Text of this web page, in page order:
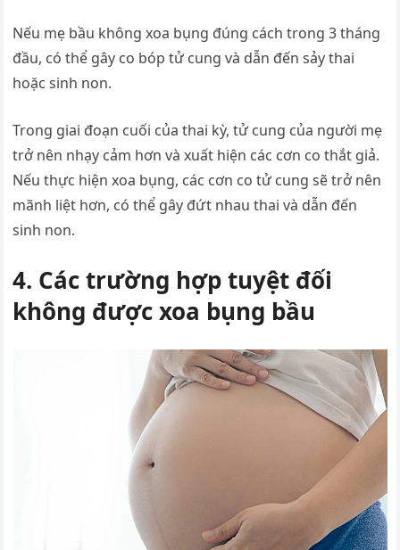
Nếu mẹ bầu không xoa bụng đúng cách trong 3 tháng
đầu, có thể gây co bóp tử cung và dẫn đến sảy thai
hoặc sinh non.
Trong giai đoạn cuối của thai kỳ, tử cung của người mẹ
trở nên nhạy cảm hơn và xuất hiện các cơn co thắt giả.
Nếu thực hiện xoa bụng, các cơn co tử cung sẽ trở nên
mãnh liệt hơn, có thể gây đứt nhau thai và dẫn đến
sinh non.
4. Các trường hợp tuyệt đối
không được xoa bụng bầu